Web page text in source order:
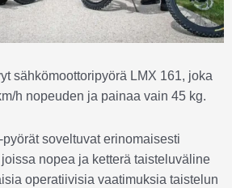
sähkömoottoripyörä LMX 161, joka
h nopeuden ja painaa vain 45 kg.
soveltuvat erinomaisesti
nopea ja ketterä taisteluväline
operatiivisia vaatimuksia taistelun